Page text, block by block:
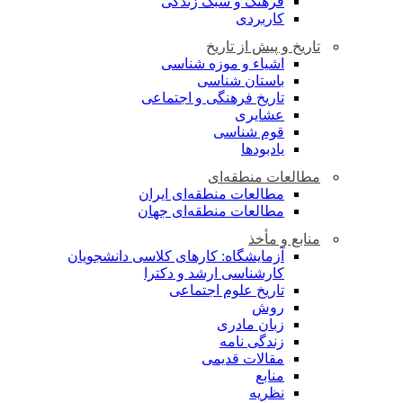
کاربردی
تاریخ و پیش از تاریخ
اشیاء و موزه شناسی
باستان شناسی
تاریخ فرهنگی و اجتماعی
عشایری
قوم شناسی
یادبودها
مطالعات منطقه‌ای
مطالعات منطقه‌ای ایران
مطالعات منطقه‌ای جهان
منابع و مأخذ
آزمایشگاه: کارهای کلاسی دانشجویان
کارشناسی ارشد و دکترا
تاریخ علوم اجتماعی
روش
زبان مادری
زندگی نامه
مقالات قدیمی
منابع
نظریه